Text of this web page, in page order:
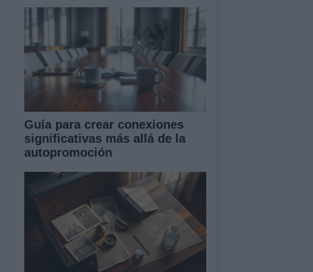
Guía para crear conexiones
significativas más allá de la
autopromoción